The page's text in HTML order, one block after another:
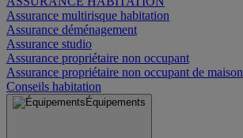
Assurance multirisque habitation
Assurance déménagement
Assurance studio
Assurance propriétaire non occupant
Assurance propriétaire non occupant de maison
Conseils habitation
Équipements